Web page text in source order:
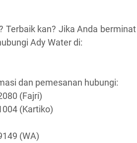
Terbaik kan? Jika Anda
Ady Water di:
dan pemesanan hubungi:
(Fajri)
(Kartiko)
(WA)